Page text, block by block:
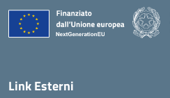
Link Esterni